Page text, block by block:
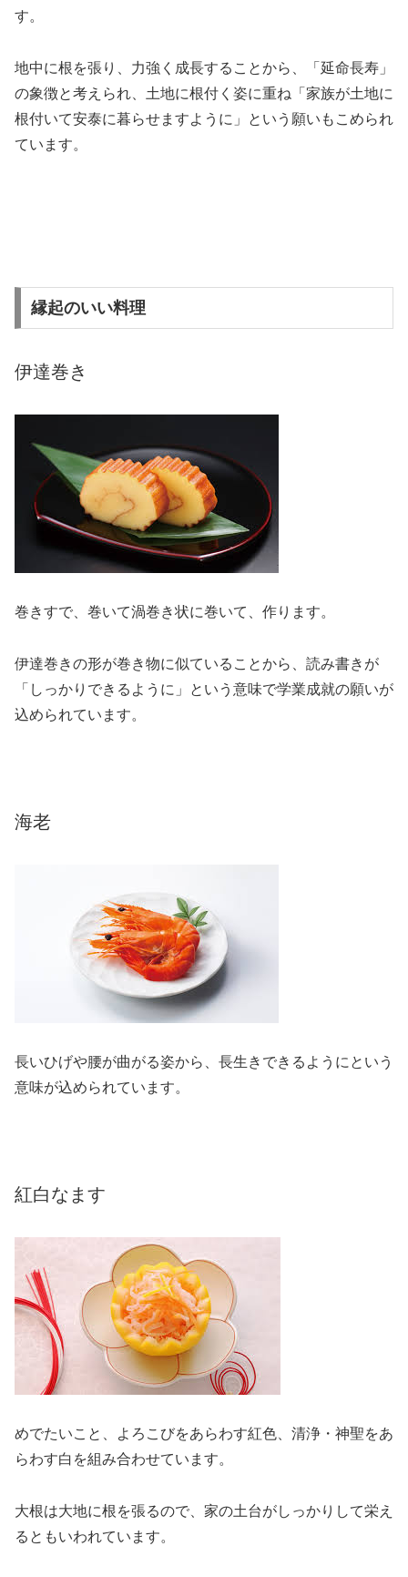
す。
地中に根を張り、力強く成長することから、「延命長寿」
の象徴と考えられ、土地に根付く姿に重ね「家族が土地に
根付いて安泰に暮らせますように」という願いもこめられ
ています。
縁起のいい料理
伊達巻き
巻きすで、巻いて渦巻き状に巻いて、作ります。
伊達巻きの形が巻き物に似ていることから、読み書きが
「しっかりできるように」という意味で学業成就の願いが
込められています。
海老
長いひげや腰が曲がる姿から、長生きできるようにという
意味が込められています。
紅白なます
めでたいこと、よろこびをあらわす紅色、清浄・神聖をあ
らわす白を組み合わせています。
大根は大地に根を張るので、家の土台がしっかりして栄え
るともいわれています。